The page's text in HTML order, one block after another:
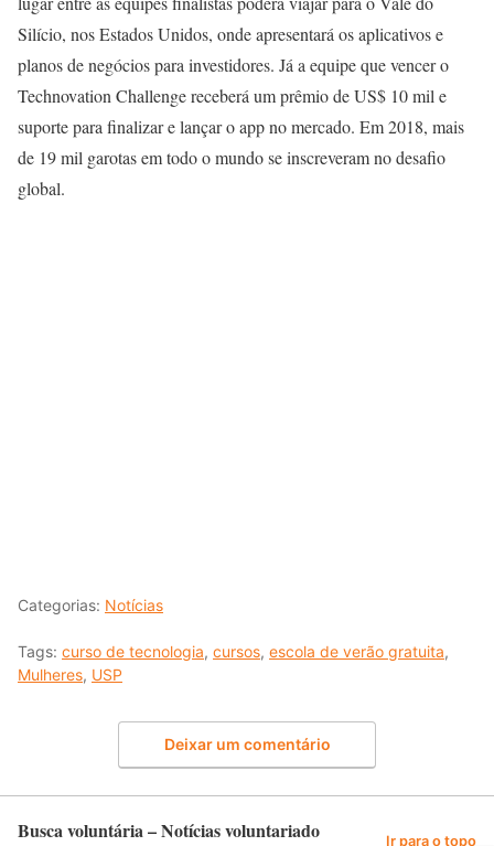
Silício, nos Estados Unidos, onde apresentará os aplicativos e
planos de negócios para investidores. Já a equipe que vencer o
Technovation Challenge receberá um prêmio de US$ 10 mil e
suporte para finalizar e lançar o app no mercado. Em 2018, mais
de 19 mil garotas em todo o mundo se inscreveram no desafio
global.
Categorias: Notícias
Tags: curso de tecnologia, cursos, escola de verão gratuita,
Mulheres, USP
Deixar um comentário
Busca voluntária – Notícias voluntariado Ir para o topo